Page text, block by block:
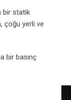
bir statik
çoğu yerli ve
bir basınç